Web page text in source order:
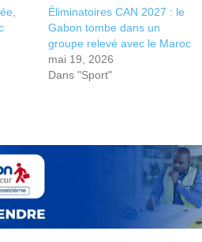
Éliminatoires CAN 2027 : le
Gabon tombe dans un
groupe relevé avec le Maroc
mai 19, 2026
Dans "Sport"